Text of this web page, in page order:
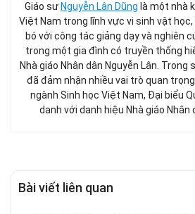
Giáo sư Nguyễn Lân Dũng là một nhà
Việt Nam trong lĩnh vực vi sinh vật
bó với công tác giảng dạy và nghiên
trong một gia đình có truyền thống
Nhà giáo Nhân dân Nguyễn Lân.
đã đảm nhận nhiều vai trò quan
ngành Sinh học Việt Nam, Đại biểu
danh với danh hiệu Nhà giáo Nhân
Bài viết liên quan